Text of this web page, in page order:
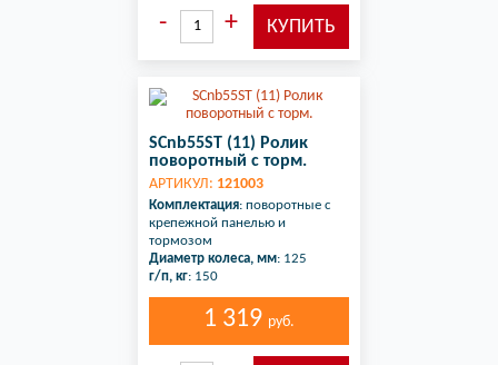
SCnb55ST (11) Ролик
поворотный с торм.
АРТИКУЛ: 121003
Комплектация: поворотные с
крепежной панелью и
тормозом
Диаметр колеса, мм: 125
г/п, кг: 150
1 319 руб.